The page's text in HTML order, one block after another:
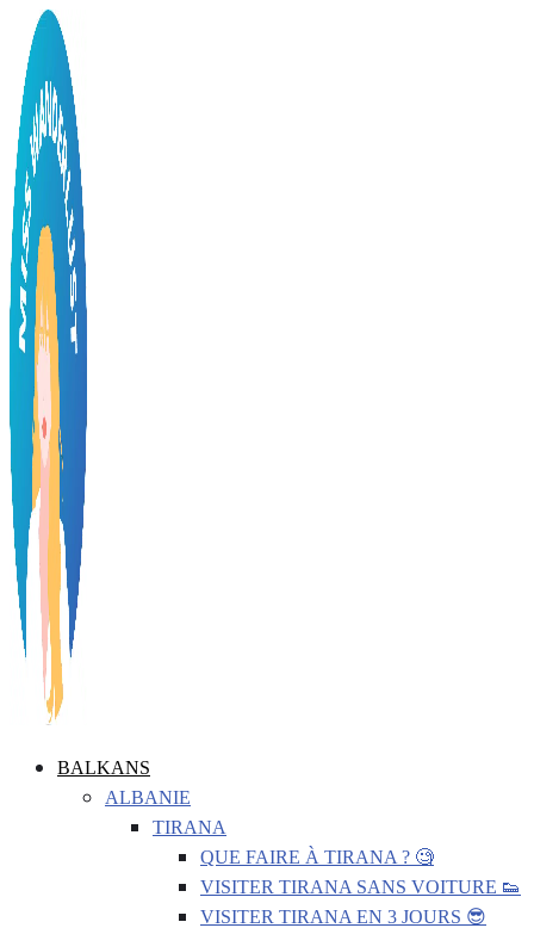
BALKANS
ALBANIE
TIRANA
QUE FAIRE À TIRANA ? 🧐
VISITER TIRANA SANS VOITURE 👟
VISITER TIRANA EN 3 JOURS 😎